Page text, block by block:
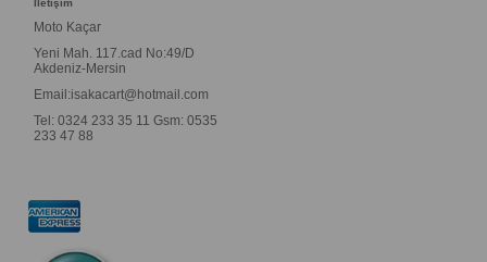
Moto Kaçar
Yeni Mah. 117.cad No:49/D
Akdeniz-Mersin
Email:isakacart@hotmail.com
Tel: 0324 233 35 11 Gsm: 0535
233 47 88